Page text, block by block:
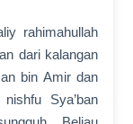
rahimahullah
dari kalangan
bin Amir dan
Sya’ban